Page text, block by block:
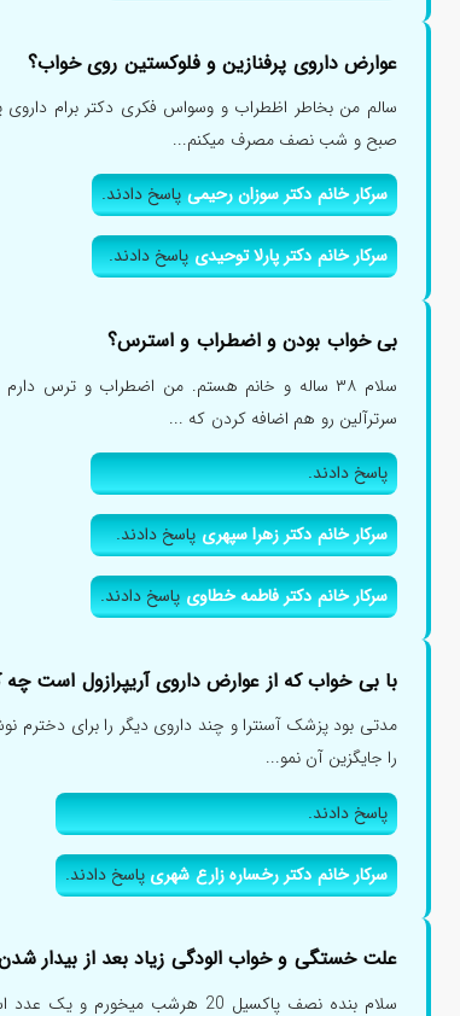
عوارض داروی پرفنازین و فلوکستین روی خواب؟
صبح و شب نصف مصرف میکنم...
سرکار خانم دکتر سوزان رحیمیپاسخ دادند.
سرکار خانم دکتر پارلا توحیدیپاسخ دادند.
بی خواب بودن و اضطراب و استرس؟
سرترآلین رو هم اضافه کردن که ...
پاسخ دادند.
سرکار خانم دکتر زهرا سپهریپاسخ دادند.
سرکار خانم دکتر فاطمه خطاویپاسخ دادند.
با بی خواب که از عوارض داروی آریپرازول است چه
مدتی بود پزشک آسنترا و چند داروی دیگر را برای دخترم
را جایگزین آن نمو...
پاسخ دادند.
سرکار خانم دکتر رخساره زارع شهریپاسخ دادند.
علت خستگی و خواب الودگی زیاد بعد از بیدار